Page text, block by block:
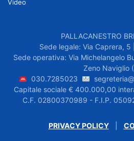
Video
PALLACANESTRO
Sede legale: Via Caprera,
Sede operativa: Via Michelangelo
Zeno Naviglio
030.7285023
Capitale sociale € 400.000,00
C.F. 02800370989 - F.I.P.
PRIVACY POLICY|